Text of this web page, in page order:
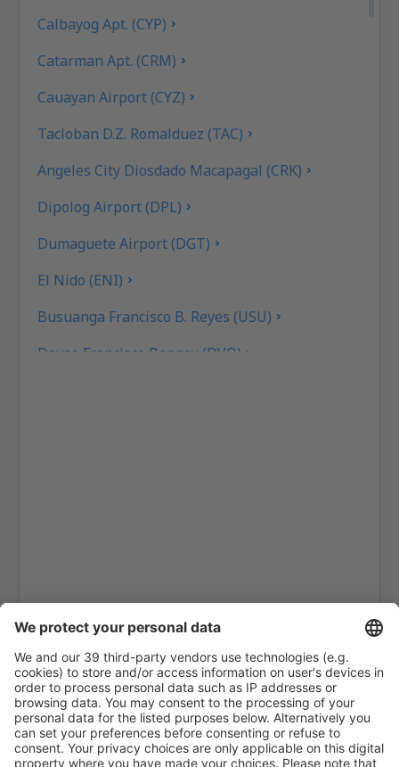
Calbayog Apt. (CYP)
Catarman Apt. (CRM)
Cauayan Airport (CYZ)
Tacloban D.Z. Romalduez (TAC)
Angeles City Diosdado Macapagal (CRK)
Dipolog Airport (DPL)
Dumaguete Airport (DGT)
El Nido (ENI)
Busuanga Francisco B. Reyes (USU)
Davao Francisco Bangoy (DVO)
Cagayan De Oro Lumbia (CGY)
Camiguin Mambajao (CGM)
Naga Airport (WNP)
Manila Ninoy Aquino (MNL)